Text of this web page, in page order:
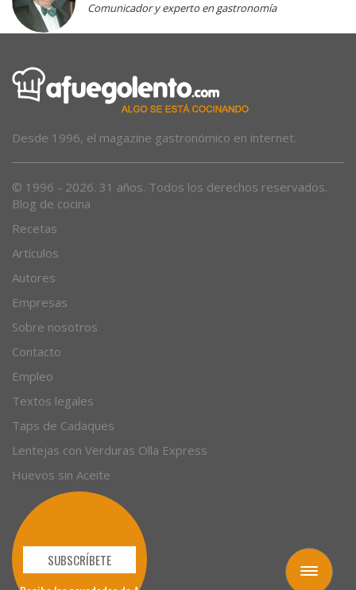
Toggle
Comunicador y experto en gastronomía
Desde 1996, el magazine gastronómico en internet.
© 1996 - 2026. 31 años. Todos los derechos reservados.
Blog de cocina
Recetas
Artículos
Autores
Empresas
Sobre nosotros
Contacto
Empleo
Textos legales
Taps de Cadaques
Lentejas con Verduras Olla Express
Huevos sin Aceite
SUBSCRÍBETE